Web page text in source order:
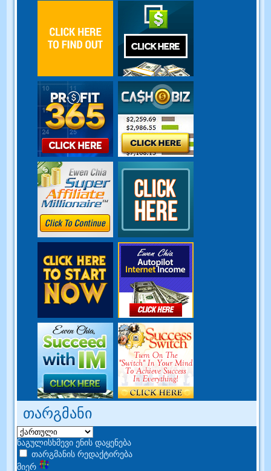
თარგმანი
ნაგულისხმევი ენის დაყენება
თარგმანის რედაქტირება
მიერ